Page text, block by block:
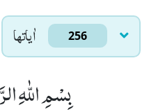
اٰياتها 256
بِسْمِ اللّٰهِ